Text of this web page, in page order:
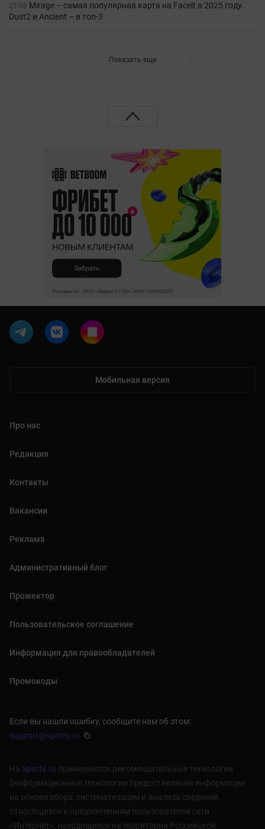
21:08 Mirage – самая популярная карта на Faceit в 2025 году.
Dust2 и Ancient – в топ-3
Показать еще
Мобильная версия
Про нас
Редакция
Контакты
Вакансии
Реклама
Административный блог
Прожектор
Пользовательское соглашение
Информация для правообладателей
Промокоды
Если вы нашли ошибку, сообщите нам об этом:
support@sports.ru
На Sports.ru применяются рекомендательные технологии
(информационные технологии предоставления информации
на основе сбора, систематизации и анализа сведений,
относящихся к предпочтениям пользователей сети
«Интернет», находящихся на территории Российской